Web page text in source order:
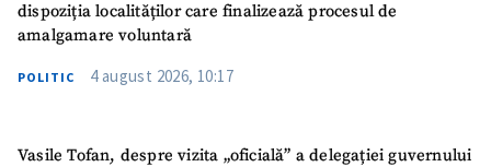
dispoziția localităților care finalizează procesul de
amalgamare voluntară
POLITIC 4 august 2026, 10:17
Vasile Tofan, despre vizita „oficială” a delegației guvernului